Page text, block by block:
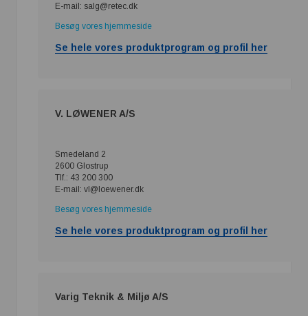
E-mail: salg@retec.dk
Besøg vores hjemmeside
Se hele vores produktprogram og profil her
V. LØWENER A/S
Smedeland 2
2600 Glostrup
Tlf.: 43 200 300
E-mail: vl@loewener.dk
Besøg vores hjemmeside
Se hele vores produktprogram og profil her
Varig Teknik & Miljø A/S